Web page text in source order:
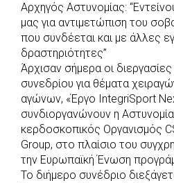
c
e
b
o
o
k
a
t
s
A
p
p
b
r
i
e
r
s
s
n
g
e
r
a
Αρχηγός Αστυνομίας:
μας για αντιμετώπιση του
που συνδέεται και με άλλες
δραστηριότητες”
Άρχισαν σήμερα οι
συνεδρίου για θέματα
αγώνων, «Έργο IntegriSport
συνδιοργανώνουν η
κερδοσκοπικός Οργανισμός
Group, στο πλαίσιο του
την Ευρωπαϊκή Ένωση
Το διήμερο συνέδριο